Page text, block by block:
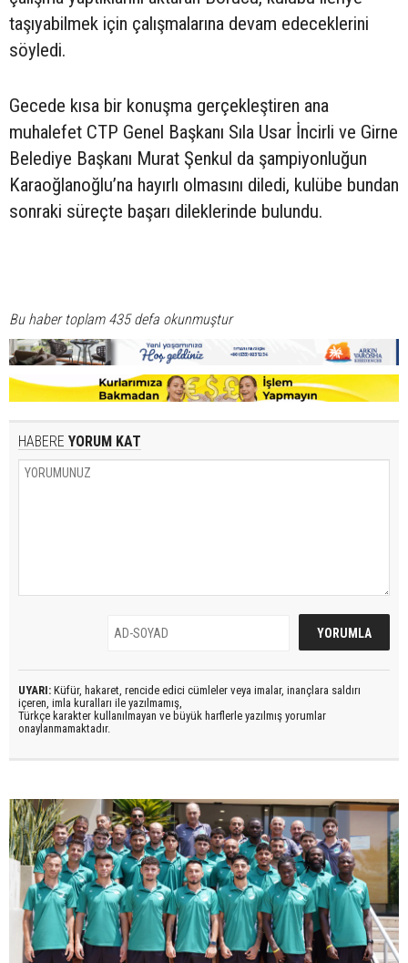
taşıyabilmek için çalışmalarına devam edeceklerini
söyledi.
Gecede kısa bir konuşma gerçekleştiren ana
muhalefet CTP Genel Başkanı Sıla Usar İncirli ve Girne
Belediye Başkanı Murat Şenkul da şampiyonluğun
Karaoğlanoğlu’na hayırlı olmasını diledi, kulübe bundan
sonraki süreçte başarı dileklerinde bulundu.
Bu haber toplam 435 defa okunmuştur
HABERE YORUM KAT
UYARI: Küfür, hakaret, rencide edici cümleler veya imalar, inançlara saldırı
içeren, imla kuralları ile yazılmamış,
Türkçe karakter kullanılmayan ve büyük harflerle yazılmış yorumlar
onaylanmamaktadır.